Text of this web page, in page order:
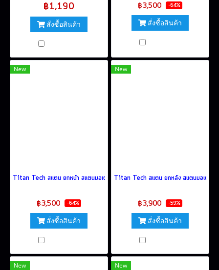
฿1,190
สั่งซื้อสินค้า
฿3,500 -64%
สั่งซื้อสินค้า
New
Titan Tech สแตน ยกหน้า สแตนมอเตอร์ไซค์ มอเตอร์ไซค์บิ๊กไบค์ 360° (สีเหลือง)
฿3,500 -64%
สั่งซื้อสินค้า
New
Titan Tech สแตน ยกหลัง สแตนมอเตอร์ไ
฿3,900 -59%
สั่งซื้อสินค้า
New New